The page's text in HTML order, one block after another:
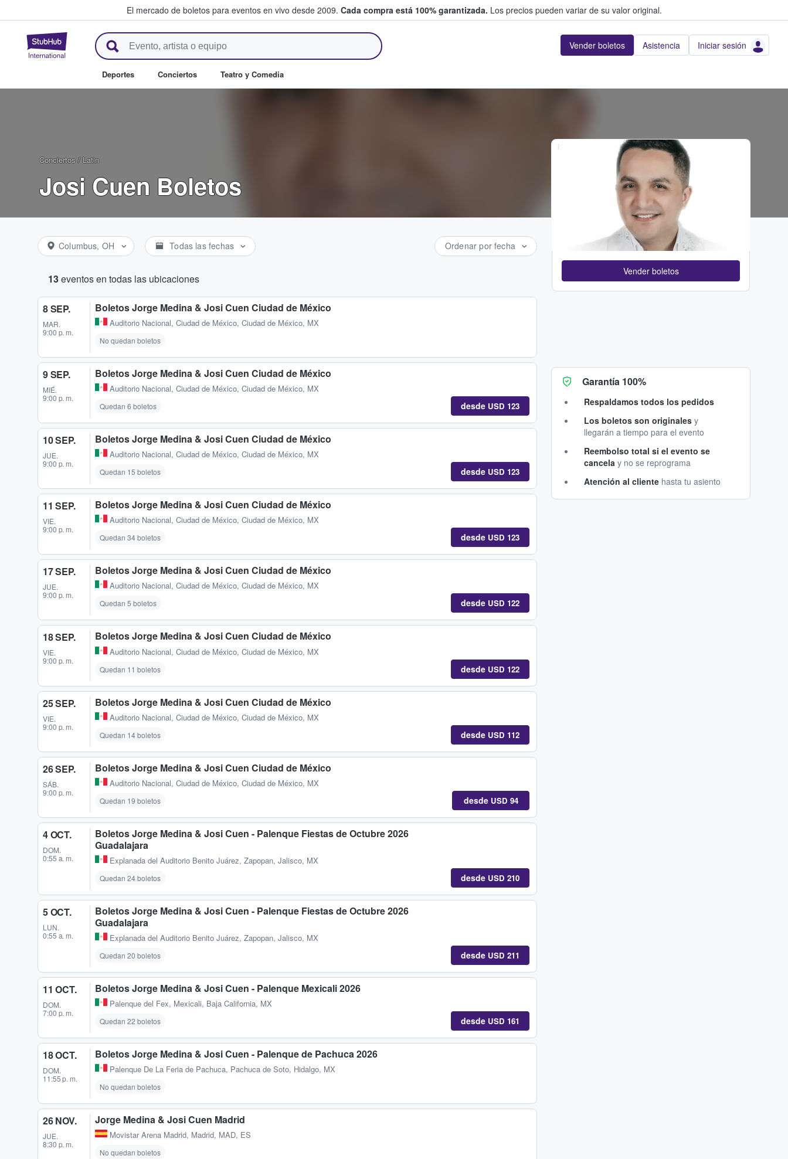
El mercado de boletos para eventos en vivo desde 2009. Cada compra está 100% garantizada. Los precios pueden variar de su valor original.
StubHub: donde los fans compran y venden boletos Vender boletos Asistencia Iniciar sesión
Deportes Conciertos Teatro y Comedia
Conciertos / Latin
Josi Cuen Boletos
Columbus, OH Todas las fechas Ordenar por fecha
13eventos en todas las ubicaciones
8 SEP.
MAR.
9:00 p. m.
Boletos Jorge Medina & Josi Cuen Ciudad de México
Auditorio Nacional, Ciudad de México, Ciudad de México, MX
No quedan boletos
9 SEP.
MIÉ.
9:00 p. m.
Boletos Jorge Medina & Josi Cuen Ciudad de México
Auditorio Nacional, Ciudad de México, Ciudad de México, MX
Quedan 6 boletos desde USD 123
10 SEP.
JUE.
9:00 p. m.
Boletos Jorge Medina & Josi Cuen Ciudad de México
Auditorio Nacional, Ciudad de México, Ciudad de México, MX
Quedan 15 boletos desde USD 123
11 SEP.
VIE.
9:00 p. m.
Boletos Jorge Medina & Josi Cuen Ciudad de México
Auditorio Nacional, Ciudad de México, Ciudad de México, MX
Quedan 34 boletos desde USD 123
17 SEP.
JUE.
9:00 p. m.
Boletos Jorge Medina & Josi Cuen Ciudad de México
Auditorio Nacional, Ciudad de México, Ciudad de México, MX
Quedan 5 boletos desde USD 122
18 SEP.
VIE.
9:00 p. m.
Boletos Jorge Medina & Josi Cuen Ciudad de México
Auditorio Nacional, Ciudad de México, Ciudad de México, MX
Quedan 11 boletos desde USD 122
25 SEP.
VIE.
9:00 p. m.
Boletos Jorge Medina & Josi Cuen Ciudad de México
Auditorio Nacional, Ciudad de México, Ciudad de México, MX
Quedan 14 boletos desde USD 112
26 SEP.
SÁB.
9:00 p. m.
Boletos Jorge Medina & Josi Cuen Ciudad de México
Auditorio Nacional, Ciudad de México, Ciudad de México, MX
Quedan 19 boletos desde USD 94
4 OCT.
DOM.
0:55 a. m.
Boletos Jorge Medina & Josi Cuen - Palenque Fiestas de Octubre 2026
Guadalajara
Explanada del Auditorio Benito Juárez, Zapopan, Jalisco, MX
Quedan 24 boletos desde USD 210
5 OCT.
LUN.
0:55 a. m.
Boletos Jorge Medina & Josi Cuen - Palenque Fiestas de Octubre 2026
Guadalajara
Explanada del Auditorio Benito Juárez, Zapopan, Jalisco, MX
Quedan 20 boletos desde USD 211
11 OCT.
DOM.
7:00 p. m.
Boletos Jorge Medina & Josi Cuen - Palenque Mexicali 2026
Palenque del Fex, Mexicali, Baja California, MX
Quedan 22 boletos desde USD 161
18 OCT.
DOM.
11:55 p. m.
Boletos Jorge Medina & Josi Cuen - Palenque de Pachuca 2026
Palenque De La Feria de Pachuca, Pachuca de Soto, Hidalgo, MX
No quedan boletos
26 NOV.
JUE.
8:30 p. m.
Jorge Medina & Josi Cuen Madrid
Movistar Arena Madrid, Madrid, MAD, ES
No quedan boletos
...
Vender boletos
Garantía 100%
Respaldamos todos los pedidos
Los boletos son originales y
llegarán a tiempo para el evento
Reembolso total si el evento se
cancela y no se reprograma
Atención al cliente hasta tu asiento